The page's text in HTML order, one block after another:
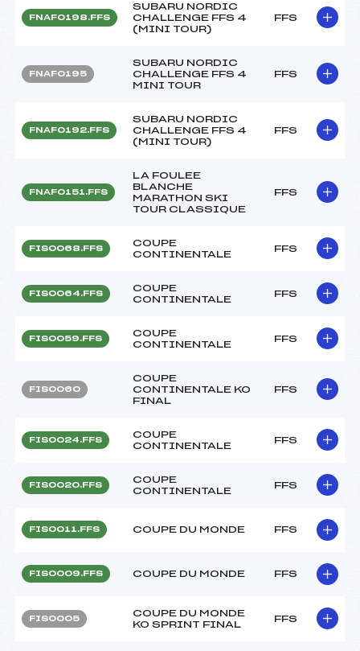
FNAF0198.FFS
SUBARU NORDIC
CHALLENGE FFS 4
(MINI TOUR)
FFS
FNAF0195
SUBARU NORDIC
CHALLENGE FFS 4
MINI TOUR
FFS
FNAF0192.FFS
SUBARU NORDIC
CHALLENGE FFS 4
(MINI TOUR)
FFS
FNAF0151.FFS
LA FOULEE
BLANCHE
MARATHON SKI
TOUR CLASSIQUE
FFS
FIS0068.FFS
COUPE
CONTINENTALE
FFS
FIS0064.FFS
COUPE
CONTINENTALE
FFS
FIS0059.FFS
COUPE
CONTINENTALE
FFS
FIS0060
COUPE
CONTINENTALE KO
FINAL
FFS
FIS0024.FFS
COUPE
CONTINENTALE
FFS
FIS0020.FFS
COUPE
CONTINENTALE
FFS
FIS0011.FFS COUPE DU MONDE FFS
FIS0009.FFS COUPE DU MONDE FFS
FIS0005
COUPE DU MONDE
KO SPRINT FINAL
FFS